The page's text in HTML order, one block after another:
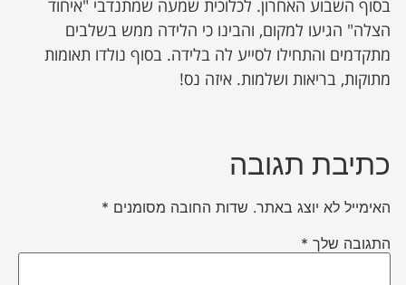
עסקים
בסוף השבוע האחרון. לכלוכית שמעה שמתנדבי "איחוד
הצלה" הגיעו למקום, והבינו כי הלידה ממש בשלבים
מתקדמים והתחילו לסייע לה בלידה. בסוף נולדו תאומות
מתוקות, בריאות ושלמות. איזה נס!
כתיבת תגובה
האימייל לא יוצג באתר. שדות החובה מסומנים *
התגובה שלך *